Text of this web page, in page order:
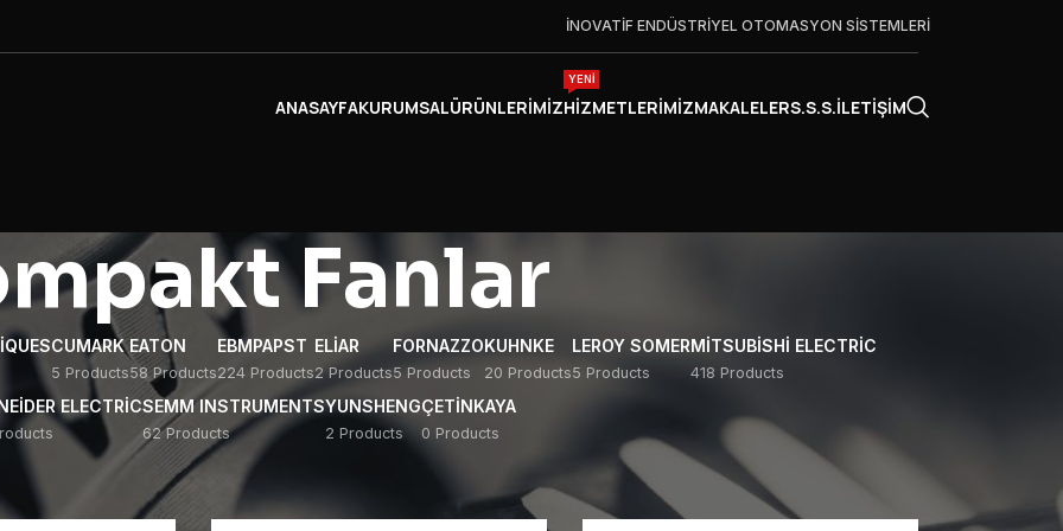
İNOVATİF ENDÜSTRİYEL OTOMASYON SİSTEMLERİ
ANASAYFAKURUMSALÜRÜNLERIMIZHIZMETLERIMIZ
YENİ
MAKALELERS.S.S.İLETIŞIM
Fanlar
CUMARK
5 Products
EATON
58 Products
EBMPAPST
224 Products
ELIAR
2 Products
FORNAZZO
5 Products
KUHNKE
20 Products
LEROY SOMER
5 Products
MITSUBISHI ELECTRIC
418 Products
ELECTRICSEMM INSTRUMENTS
62 Products
YUNSHENG
2 Products
ÇETINKAYA
0 Products